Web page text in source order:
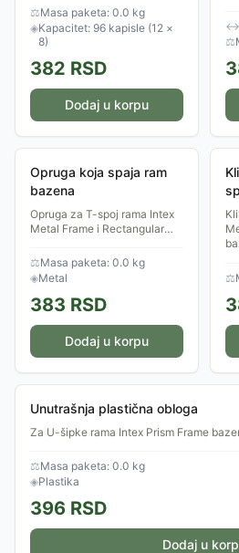
kapislarke.
⚖Masa paketa: 0.0 kg
◈Kapacitet: 96 kapisle (12 ×
8)
382 RSD
Dodaj u korpu
↔
⚖
Opruga koja spaja ram
bazena
Opruga za T-spoj rama Intex
Metal Frame i Rectangular
model pre narudžbine.
⚖Masa paketa: 0.0 kg
◈Metal
383 RSD
Dodaj u korpu
⚖
Unutrašnja plastična obloga
Za U-šipke rama Intex Prism Frame
⚖Masa paketa: 0.0 kg
◈Plastika
396 RSD
Dodaj u